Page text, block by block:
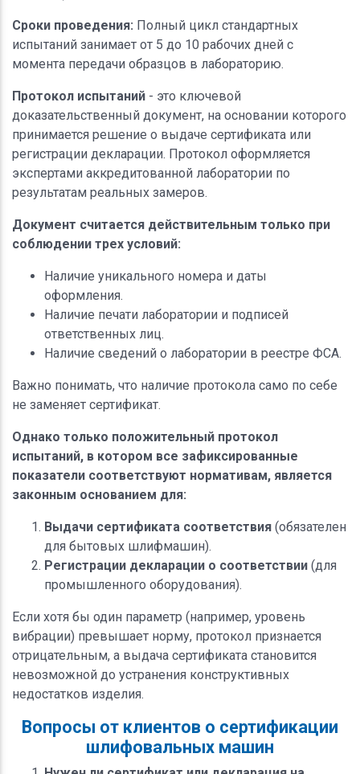
Сроки проведения: Полный цикл стандартных
испытаний занимает от 5 до 10 рабочих дней с
момента передачи образцов в лабораторию.
Протокол испытаний - это ключевой
доказательственный документ, на основании которого
принимается решение о выдаче сертификата или
регистрации декларации. Протокол оформляется
экспертами аккредитованной лаборатории по
результатам реальных замеров.
Документ считается действительным только при
соблюдении трех условий:
Наличие уникального номера и даты
оформления.
Наличие печати лаборатории и подписей
ответственных лиц.
Наличие сведений о лаборатории в реестре ФСА.
Важно понимать, что наличие протокола само по себе
не заменяет сертификат.
Однако только положительный протокол
испытаний, в котором все зафиксированные
показатели соответствуют нормативам, является
законным основанием для:
Выдачи сертификата соответствия (обязателен
для бытовых шлифмашин).
Регистрации декларации о соответствии (для
промышленного оборудования).
Если хотя бы один параметр (например, уровень
вибрации) превышает норму, протокол признается
отрицательным, а выдача сертификата становится
невозможной до устранения конструктивных
недостатков изделия.
Вопросы от клиентов о сертификации
шлифовальных машин